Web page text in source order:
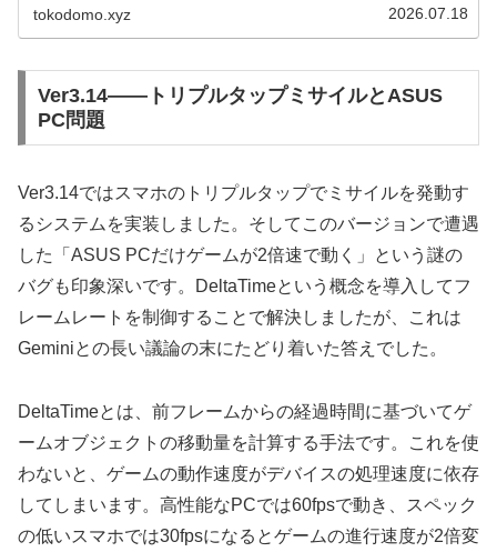
tokodomo.xyz 2026.07.18
Ver3.14——トリプルタップミサイルとASUS
PC問題
Ver3.14ではスマホのトリプルタップでミサイルを発動す
るシステムを実装しました。そしてこのバージョンで遭遇
した「ASUS PCだけゲームが2倍速で動く」という謎の
バグも印象深いです。DeltaTimeという概念を導入してフ
レームレートを制御することで解決しましたが、これは
Geminiとの長い議論の末にたどり着いた答えでした。
DeltaTimeとは、前フレームからの経過時間に基づいてゲ
ームオブジェクトの移動量を計算する手法です。これを使
わないと、ゲームの動作速度がデバイスの処理速度に依存
してしまいます。高性能なPCでは60fpsで動き、スペック
の低いスマホでは30fpsになるとゲームの進行速度が2倍変